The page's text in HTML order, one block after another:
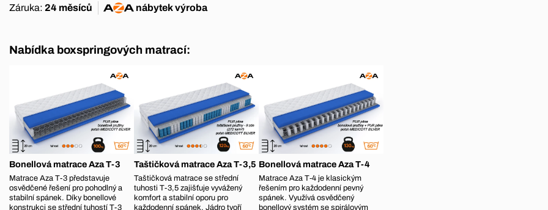
Záruka: 24 měsíců nábytekvýroba
Nabídka boxspringových matrací:
Bonellová matrace Aza T-3
Matrace Aza T-3 představuje
osvědčené řešení pro pohodlný a
stabilní spánek. Díky bonellové
konstrukci se střední tuhostí T-3
Taštičková matrace Aza T-3,5
Taštičková matrace se střední
tuhosti T-3,5 zajišťuje vyvážený
komfort a stabilní oporu pro
každodenní spánek. Jádro tvoří
Bonellová matrace Aza T-4
Matrace Aza T‑4 je klasickým
řešením pro každodenní pevný
spánek. Využívá osvědčený
bonellový systém se spirálovým